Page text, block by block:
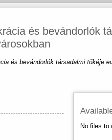
és bevándorlók
és bevándorlók társadalmi tőkéje
No files to